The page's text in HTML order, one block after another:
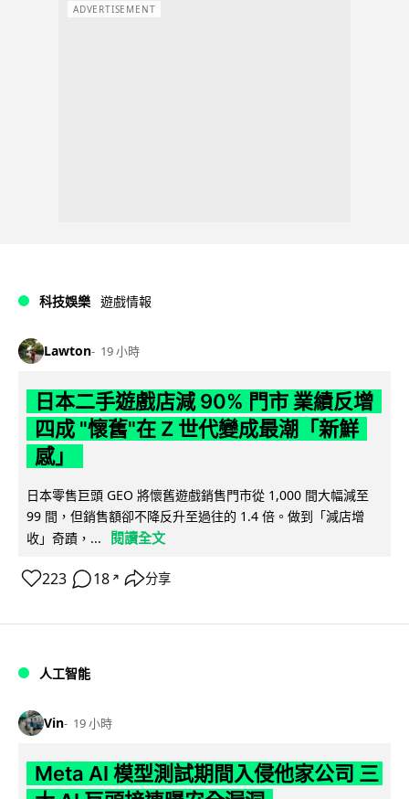
ADVERTISEMENT
科技娛樂 遊戲情報
Lawton 19 小時
日本二手遊戲店減 90% 門市 業績反增
四成 "懷舊"在 Z 世代變成最潮「新鮮
感」
日本零售巨頭 GEO 將懷舊遊戲銷售門市從 1,000 間大幅減至
99 間，但銷售額卻不降反升至過往的 1.4 倍。做到「減店增
收」奇蹟，...
閱讀全文
223 18 ↗ 分享
人工智能
Vin 19 小時
Meta AI 模型測試期間入侵他家公司 三